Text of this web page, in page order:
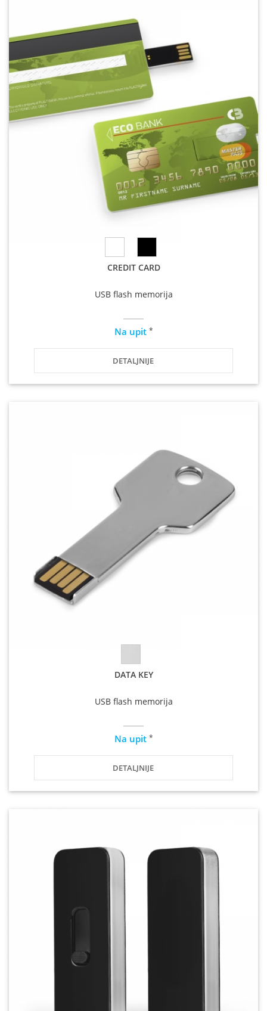
CREDIT CARD
USB flash memorija
Na upit *
DETALJNIJE
DATA KEY
USB flash memorija
Na upit *
DETALJNIJE